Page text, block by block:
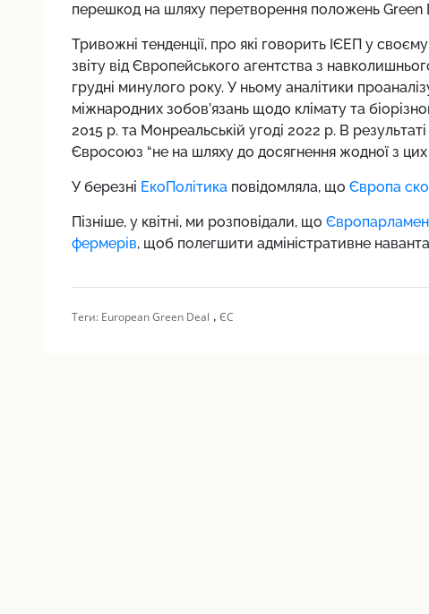
перешкод на шляху перетворення положень Green
Тривожні тенденції, про які говорить ІЄЕП у
звіту від Європейського агентства з
грудні минулого року. У ньому аналітики
міжнародних зобов’язань щодо клімату та
2015 р. та Монреальській угоді 2022 р. В
Євросоюз “не на шляху до досягнення жодної з цих
У березні ЕкоПолітикаповідомляла, що Європа
Пізніше, у квітні, ми розповідали, що
фермерів, щоб полегшити адміністративне
Теги: European Green Deal , ЄС